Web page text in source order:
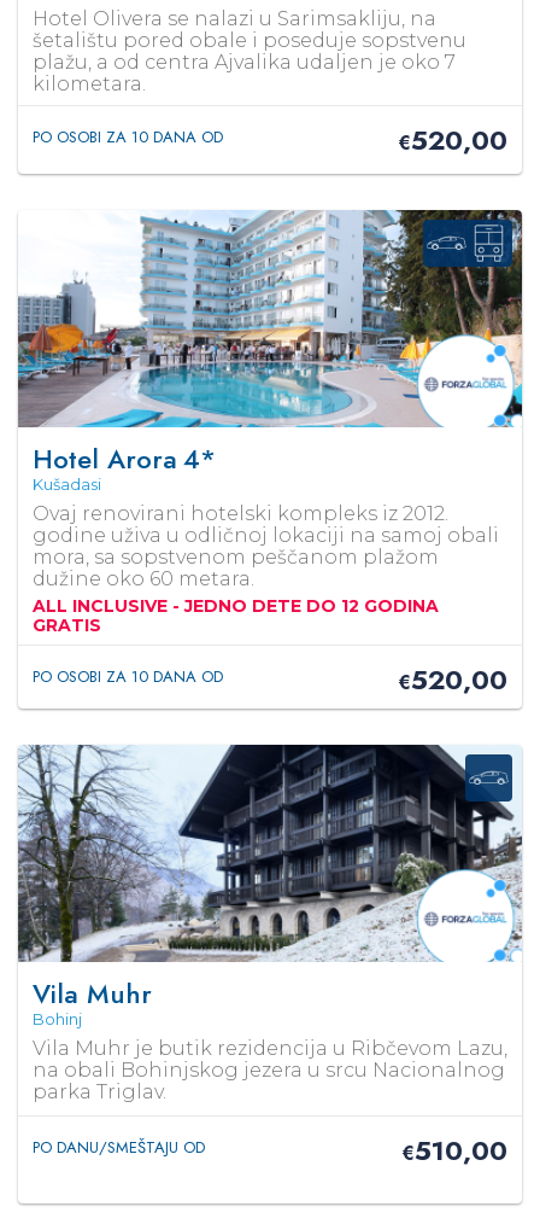
Hotel Olivera se nalazi u Sarimsakliju, na
šetalištu pored obale i poseduje sopstvenu
plažu, a od centra Ajvalika udaljen je oko 7
kilometara.
PO OSOBI ZA 10 DANA OD €520,00
Hotel Arora4*
Kušadasi
Ovaj renovirani hotelski kompleks iz 2012.
godine uživa u odličnoj lokaciji na samoj obali
mora, sa sopstvenom peščanom plažom
dužine oko 60 metara.
ALL INCLUSIVE - JEDNO DETE DO 12 GODINA
GRATIS
PO OSOBI ZA 10 DANA OD €520,00
Vila Muhr
Bohinj
Vila Muhr je butik rezidencija u Ribčevom Lazu,
na obali Bohinjskog jezera u srcu Nacionalnog
parka Triglav.
PO DANU/SMEŠTAJU OD €510,00